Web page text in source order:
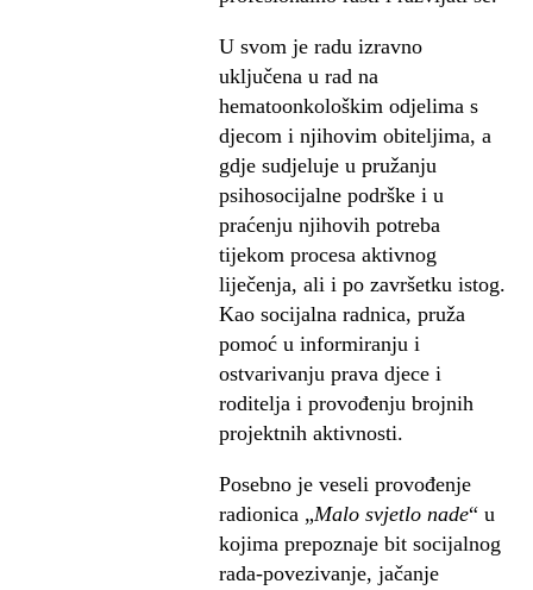
U svom je radu izravno
uključena u rad na
hematoonkološkim odjelima s
djecom i njihovim obiteljima, a
gdje sudjeluje u pružanju
psihosocijalne podrške i u
praćenju njihovih potreba
tijekom procesa aktivnog
liječenja, ali i po završetku istog.
Kao socijalna radnica, pruža
pomoć u informiranju i
ostvarivanju prava djece i
roditelja i provođenju brojnih
projektnih aktivnosti.
Posebno je veseli provođenje
radionica „Malo svjetlo nade“ u
kojima prepoznaje bit socijalnog
rada-povezivanje, jačanje